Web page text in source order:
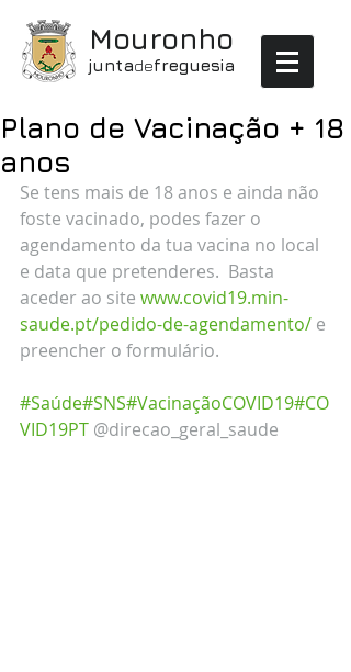
Mouronho
juntadefreguesia
Plano de Vacinação + 18
anos
Se tens mais de 18 anos e ainda não
foste vacinado, podes fazer o
agendamento da tua vacina no local
e data que pretenderes.  Basta
aceder ao site www.covid19.min-
saude.pt/pedido-de-agendamento/ e
preencher o formulário.
#Saúde#SNS#VacinaçãoCOVID19#CO
VID19PT @direcao_geral_saude